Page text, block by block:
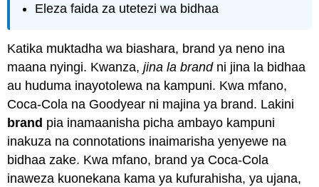
Eleza faida za utetezi wa bidhaa
Katika muktadha wa biashara, brand ya neno ina
maana nyingi. Kwanza,jina la brandni jina la bidhaa
au huduma inayotolewa na kampuni. Kwa mfano,
Coca-Cola na Goodyear ni majina ya brand. Lakini
brand pia inamaanisha picha ambayo kampuni
inakuza na connotations inaimarisha yenyewe na
bidhaa zake. Kwa mfano, brand ya Coca-Cola
inaweza kuonekana kama ya kufurahisha, ya ujana,